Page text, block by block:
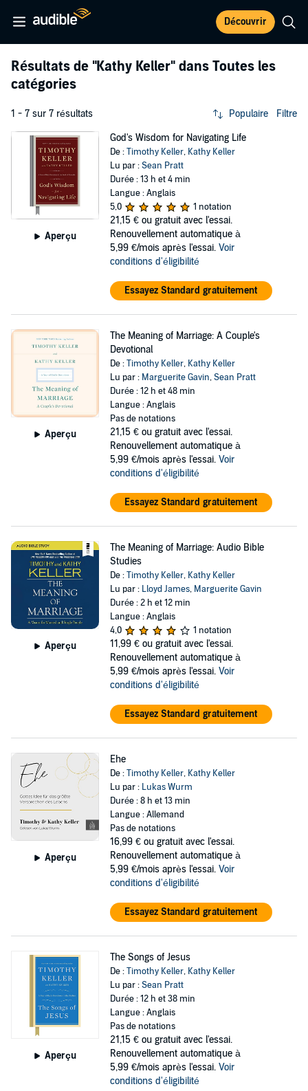
Découvrir
Résultats de "Kathy Keller" dans Toutes les
catégories
1 - 7 sur 7 résultats Populaire Filtre
Aperçu
God's Wisdom for Navigating Life
De :Timothy Keller, Kathy Keller
Lu par :Sean Pratt
Durée : 13 h et 4 min
Langue : Anglais
5,0
1 notation
21,15 € ou gratuit avec l'essai.
Renouvellement automatique à
5,99 €/mois après l'essai. Voir
conditions d'éligibilité
Essayez Standard gratuitement
Aperçu
The Meaning of Marriage: A Couple's
Devotional
De :Timothy Keller, Kathy Keller
Lu par : Marguerite Gavin,Sean Pratt
Durée : 12 h et 48 min
Langue : Anglais
Pas de notations
21,15 € ou gratuit avec l'essai.
Renouvellement automatique à
5,99 €/mois après l'essai. Voir
conditions d'éligibilité
Essayez Standard gratuitement
Aperçu
The Meaning of Marriage: Audio Bible
Studies
De :Timothy Keller, Kathy Keller
Lu par : Lloyd James, Marguerite Gavin
Durée : 2 h et 12 min
Langue : Anglais
4,0
1 notation
11,99 € ou gratuit avec l'essai.
Renouvellement automatique à
5,99 €/mois après l'essai. Voir
conditions d'éligibilité
Essayez Standard gratuitement
Aperçu
Ehe
De :Timothy Keller, Kathy Keller
Lu par : Lukas Wurm
Durée : 8 h et 13 min
Langue : Allemand
Pas de notations
16,99 € ou gratuit avec l'essai.
Renouvellement automatique à
5,99 €/mois après l'essai. Voir
conditions d'éligibilité
Essayez Standard gratuitement
Aperçu
The Songs of Jesus
De :Timothy Keller, Kathy Keller
Lu par :Sean Pratt
Durée : 12 h et 38 min
Langue : Anglais
Pas de notations
21,15 € ou gratuit avec l'essai.
Renouvellement automatique à
5,99 €/mois après l'essai. Voir
conditions d'éligibilité